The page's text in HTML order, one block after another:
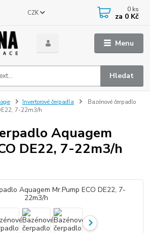
Menu
CZK
Hledat
0 ks
za 0 Kč
Invertorové čerpadla
Bazénové čerpadlo
7-22m3/h
Aquagem
DE22, 7-22m3/h